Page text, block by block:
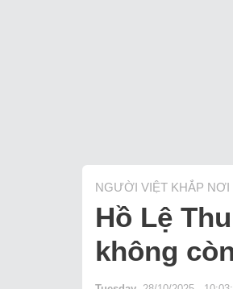
NGƯỜI VIỆT KHẮP NƠI
Hồ Lệ
không